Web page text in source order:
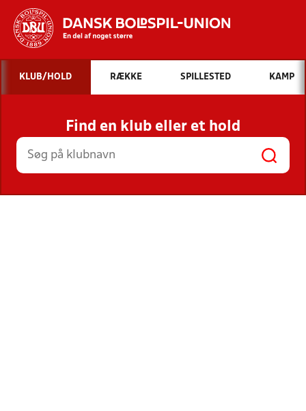
Hvad vil du søge efter?
INDHOLD OG NYHEDER
STILLINGER, RESULTATER, KLUBBER OG
HOLD
KLUB/HOLD RÆKKE SPILLESTED KAMP
Find en klub eller et hold